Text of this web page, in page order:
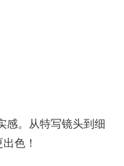
感。从特写镜头到细
色！